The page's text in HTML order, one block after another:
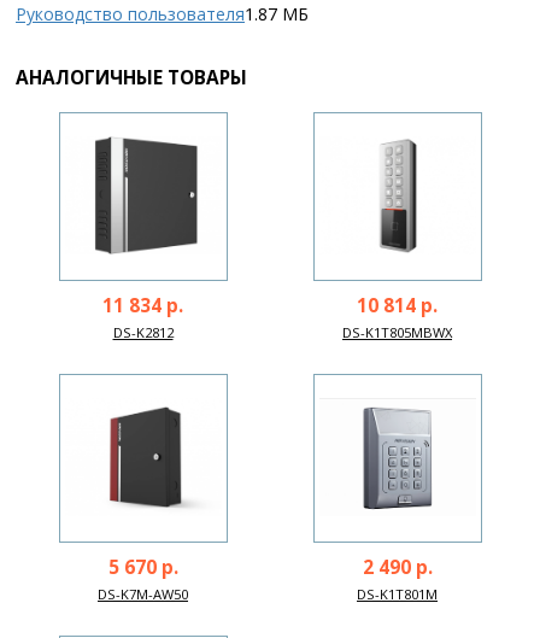
Руководство пользователя1.87 МБ
АНАЛОГИЧНЫЕ ТОВАРЫ
11 834 р.
DS-K2812
10 814 р.
DS-K1T805MBWX
5 670 р.
DS-K7M-AW50
2 490 р.
DS-K1T801M